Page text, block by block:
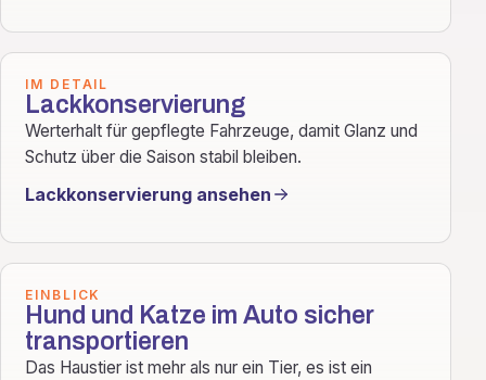
IM DETAIL
Lackkonservierung
Werterhalt für gepflegte Fahrzeuge, damit Glanz und
Schutz über die Saison stabil bleiben.
Lackkonservierung ansehen
EINBLICK
Hund und Katze im Auto sicher
transportieren
Das Haustier ist mehr als nur ein Tier, es ist ein